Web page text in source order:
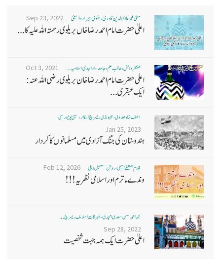
مفتی محمد علاؤ الدین قادری رضوی ، میرا روڈ ممبئی Sep 23, 2022
اعلیٰ حضرت امام احمد رضا خاں بر یلو ی رحمتہ اللہ علیہ کا...
غضنفر دانش، طالب علم، جامعہ دارالہدی اسلامیہ ... Oct 3, 2021
اعلی حضرت امام احمد رضا خان بریلوی رضی اللہ عنہ:
ایک عبقری...
آصف شاہ ھدوی، بھیونڈی ریسرچ اسکالر، ممبئی یونیورسٹی
Jan 25, 2023
ہندوستان کی جنگ آزادی میں مسلمانوں کا کردار
غلام مصطفےٰ نعیمی، روشن مستقبل دہلی Feb 12, 2026
وندے ماترم اور اسلامی نظریہ!!!
محمد احمد حسن سعدی امجدی - البرکات اسلامک ریسرچ ...
Sep 28, 2022
اعلیٰ حضرت ایک ہمہ جہت شخصیت